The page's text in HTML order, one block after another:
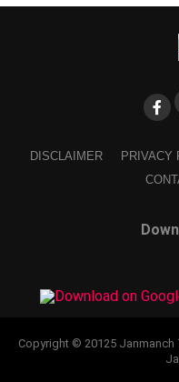
DISCLAIMER PRIVACY
Copyright © 20125 Janmanch